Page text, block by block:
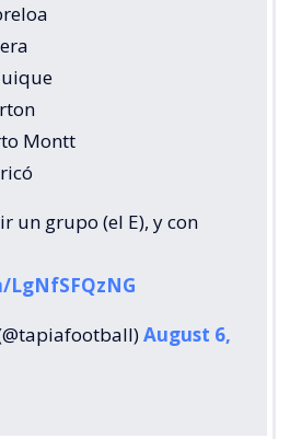
Montt
un grupo (el E), y con
August 6,